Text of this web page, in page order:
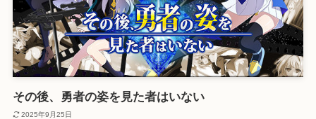
その後、勇者の姿を見た者はいない
2025年9月25日